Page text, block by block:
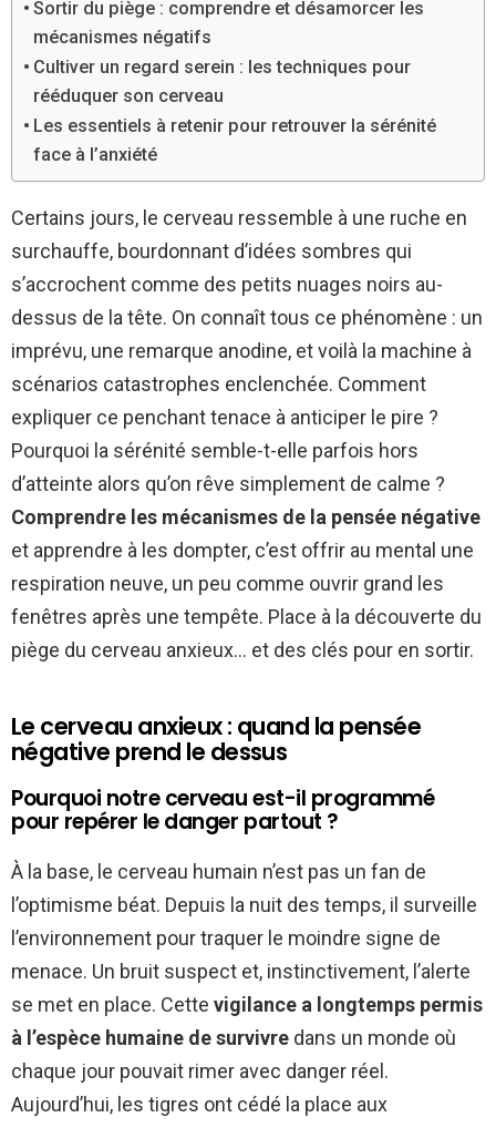
Sortir du piège : comprendre et désamorcer les
mécanismes négatifs
Cultiver un regard serein : les techniques pour
rééduquer son cerveau
Les essentiels à retenir pour retrouver la sérénité
face à l’anxiété
Certains jours, le cerveau ressemble à une ruche en
surchauffe, bourdonnant d’idées sombres qui
s’accrochent comme des petits nuages noirs au-
dessus de la tête. On connaît tous ce phénomène : un
imprévu, une remarque anodine, et voilà la machine à
scénarios catastrophes enclenchée. Comment
expliquer ce penchant tenace à anticiper le pire ?
Pourquoi la sérénité semble-t-elle parfois hors
d’atteinte alors qu’on rêve simplement de calme ?
Comprendre les mécanismes de la pensée négative
et apprendre à les dompter, c’est offrir au mental une
respiration neuve, un peu comme ouvrir grand les
fenêtres après une tempête. Place à la découverte du
piège du cerveau anxieux… et des clés pour en sortir.
Le cerveau anxieux : quand la pensée
négative prend le dessus
Pourquoi notre cerveau est-il programmé
pour repérer le danger partout ?
À la base, le cerveau humain n’est pas un fan de
l’optimisme béat. Depuis la nuit des temps, il surveille
l’environnement pour traquer le moindre signe de
menace. Un bruit suspect et, instinctivement, l’alerte
se met en place. Cette vigilance a longtemps permis
à l’espèce humaine de survivre dans un monde où
chaque jour pouvait rimer avec danger réel.
Aujourd’hui, les tigres ont cédé la place aux